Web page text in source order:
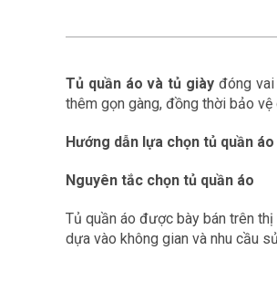
Tủ quần áo và tủ giày đóng
thêm gọn gàng, đồng thời bảo
Hướng dẫn lựa chọn tủ quần
Nguyên tắc chọn tủ quần áo
Tủ quần áo được bày bán trên
dựa vào không gian và nhu cầu